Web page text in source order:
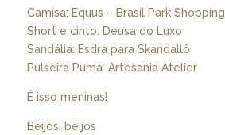
Camisa: Equus – Brasil Park Shopping
Short e cinto: Deusa do Luxo
Sandália: Esdra para Skandallô
Pulseira Puma: Artesania Atelier
É isso meninas!
Beijos, beijos